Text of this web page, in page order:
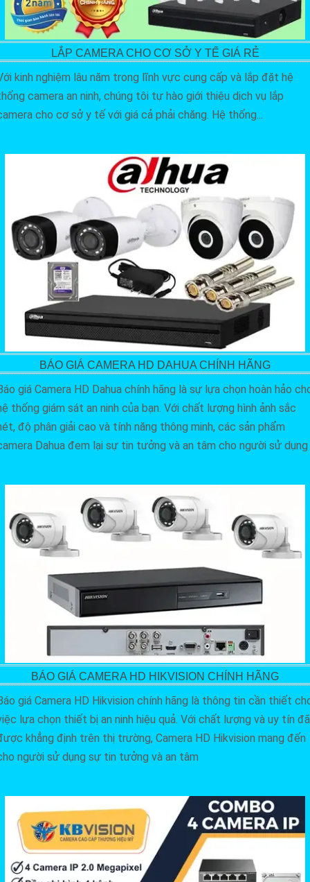
LẮP CAMERA CHO CƠ SỞ Y TẾ GIÁ RẺ
kinh nghiệm lâu năm trong lĩnh vực cung cấp và lắp đặt hệ
camera an ninh, chúng tôi tự hào giới thiệu dịch vụ lắp
cho cơ sở y tế với giá cả phải chăng. Hệ thống...
BÁO GIÁ CAMERA HD DAHUA CHÍNH HÃNG
giá Camera HD Dahua chính hãng là sự lựa chọn hoàn hảo
thống giám sát an ninh của bạn. Với chất lượng hình ảnh sắc
độ phân giải cao và tính năng thông minh, các sản phẩm
Dahua đem lại sự tin tưởng và an tâm cho người sử dụng
BÁO GIÁ CAMERA HD HIKVISION CHÍNH HÃNG
giá Camera HD Hikvision chính hãng là thông tin cần thiết
lựa chọn thiết bị an ninh hiệu quả. Với chất lượng và uy tín đã
khẳng định trên thị trường, Camera HD Hikvision mang đến
người sử dụng sự tin tưởng và an tâm